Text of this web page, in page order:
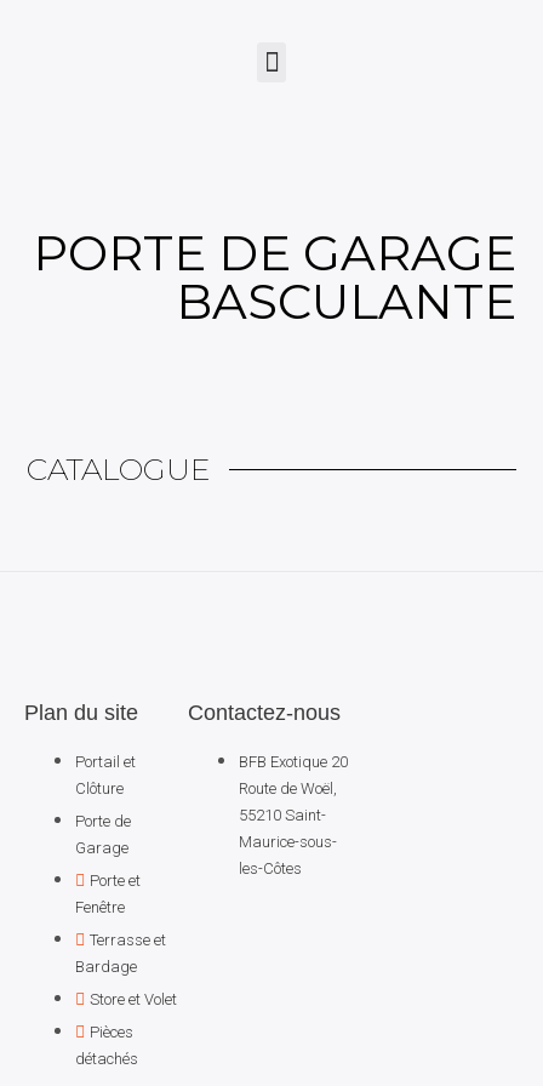
PORTE DE GARAGE
BASCULANTE
CATALOGUE
Plan du site
Portail et
Clôture
Porte de
Garage
Porte et
Fenêtre
Terrasse et
Bardage
Store et Volet
Pièces
détachés
Contactez-nous
BFB Exotique 20
Route de Woël,
55210 Saint-
Maurice-sous-
les-Côtes